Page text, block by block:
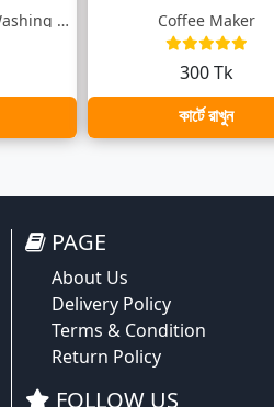
Rechargeable mini Washing Machine Coffee Maker
300 Tk
কার্টে রাখুন
PAGE
About Us
Delivery Policy
Terms & Condition
Return Policy
FOLLOW US